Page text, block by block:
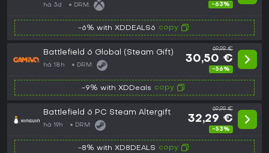
há 3d DRM: -63%
-6% with XDDEALS6 copy
Battlefield 6 Global (Steam Gift)
há 18h DRM:
69,99 €
30,50 €
-56%
-9% with XDDeals copy
Battlefield 6 PC Steam Altergift
há 19h DRM:
69,99 €
32,29 €
-53%
-8% with XD8DEALS copy